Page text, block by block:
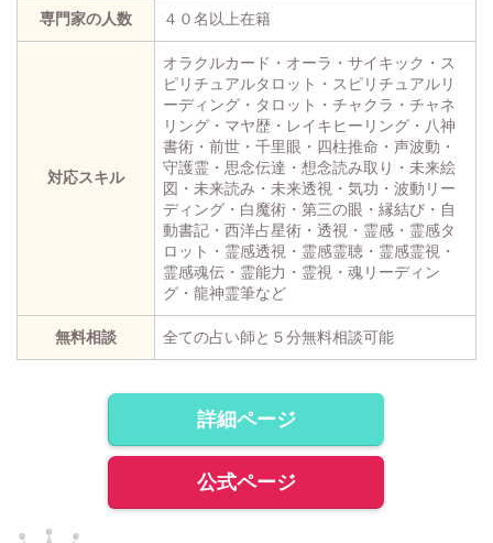
専門家の人数 ４０名以上在籍
対応スキル
オラクルカード・オーラ・サイキック・ス
ピリチュアルタロット・スピリチュアルリ
ーディング・タロット・チャクラ・チャネ
リング・マヤ歴・レイキヒーリング・八神
書術・前世・千里眼・四柱推命・声波動・
守護霊・思念伝達・想念読み取り・未来絵
図・未来読み・未来透視・気功・波動リー
ディング・白魔術・第三の眼・縁結び・自
動書記・西洋占星術・透視・霊感・霊感タ
ロット・霊感透視・霊感霊聴・霊感霊視・
霊感魂伝・霊能力・霊視・魂リーディン
グ・龍神霊筆など
無料相談 全ての占い師と５分無料相談可能
詳細ページ
公式ページ